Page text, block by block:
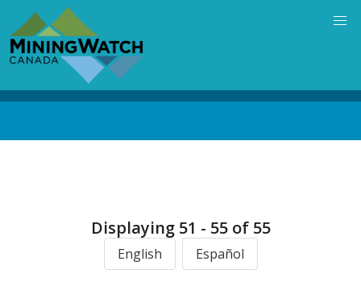
main
content
Displaying 51 - 55 of 55
English Español